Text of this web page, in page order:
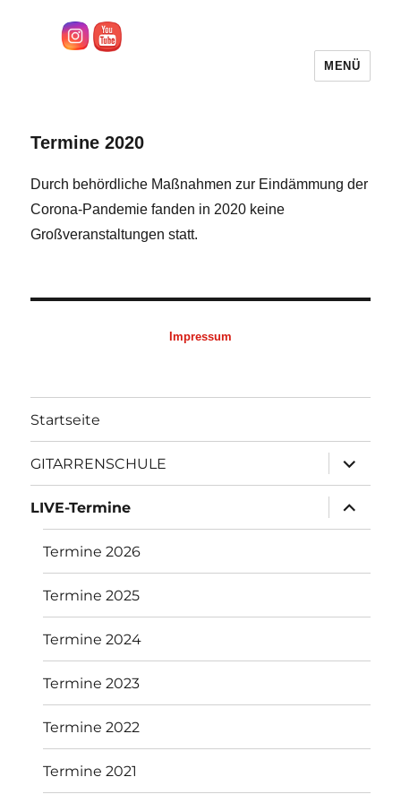
MENÜ
Termine 2020
Durch behördliche Maßnahmen zur Eindämmung der
Corona-Pandemie fanden in 2020 keine
Großveranstaltungen statt.
Impressum
Startseite
GITARRENSCHULE
öffnen
LIVE-Termine
öffnen
Termine 2026
Termine 2025
Termine 2024
Termine 2023
Termine 2022
Termine 2021